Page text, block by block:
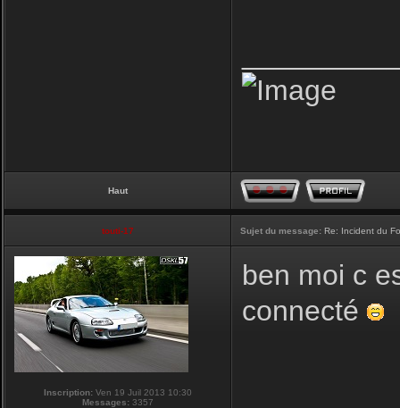
Haut
touti-17 Sujet du message: Re: Incident du
Inscription: Ven 19 Juil 2013 10:30
Messages: 3357
ben moi c
connecté